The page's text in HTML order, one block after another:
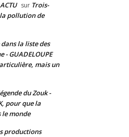
sur Trois-
pollution de
dans la liste des
GUADELOUPE
mais un
du Zouk -
pour que la
monde
productions